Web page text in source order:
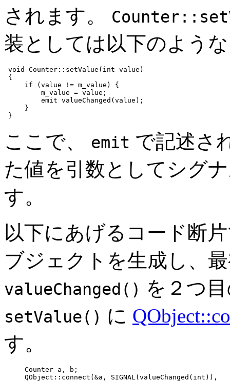
されます。
装としては以下のよう
void Counter::setValue(int value)
{
     if (value != m_value) {
         m_value = value;
         emit valueChanged(value);
     }
}
ここで、 emit で記述さ
た値を引数としてシグ
す。
以下にあげるコード断
ブジェクトを生成し、
valueChanged() を２つ
setValue() に
す。
Counter a, b;
     QObject::connect(&a, SIGNAL(valueChanged(int)),